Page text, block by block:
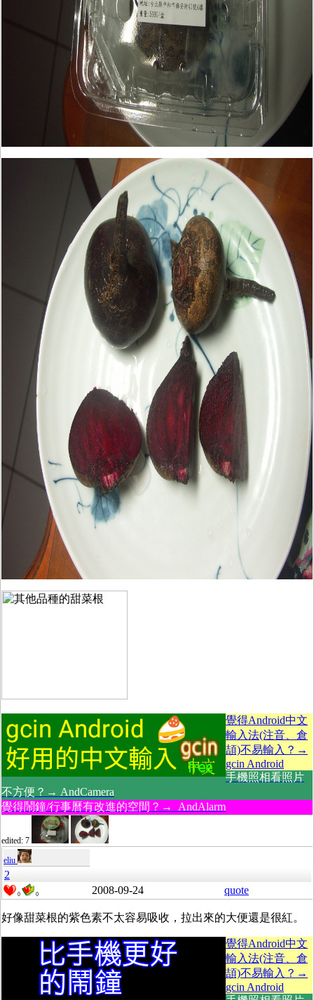
覺得Android中文
輸入法(注音、倉
頡)不易輸入？→
gcin Android
手機照相看照片
不方便？→ AndCamera
覺得鬧鐘/行事曆有改進的空間？→ AndAlarm
edited: 7
eliu
2
0 0 2008-09-24 quote
好像甜菜根的紫色素不太容易吸收，拉出來的大便還是很紅。
覺得Android中文
輸入法(注音、倉
頡)不易輸入？→
gcin Android